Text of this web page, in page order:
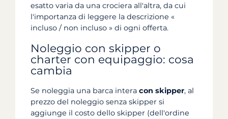
esatto varia da una crociera all'altra, da cui
l'importanza di leggere la descrizione «
incluso / non incluso » di ogni offerta.
Noleggio con skipper o
charter con equipaggio: cosa
cambia
Se noleggia una barca intera con skipper, al
prezzo del noleggio senza skipper si
aggiunge il costo dello skipper (dell'ordine